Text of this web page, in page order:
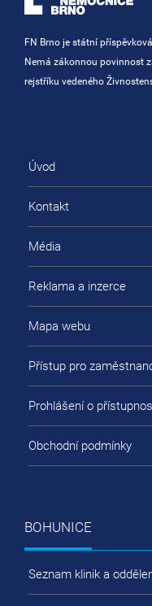
FN Brno je státní
Nemá zákonnou povinnost
rejstříku vedeného
Úvod
Kontakt
Média
Reklama a inzerce
Mapa webu
Přístup pro
Prohlášení o
Obchodní podmínky
BOHUNICE
Seznam klinik a